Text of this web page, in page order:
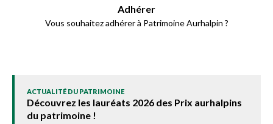
Adhérer
Vous souhaitez adhérer à Patrimoine Aurhalpin ?
ACTUALITÉ DU PATRIMOINE
Découvrez les lauréats 2026 des Prix aurhalpins
du patrimoine !